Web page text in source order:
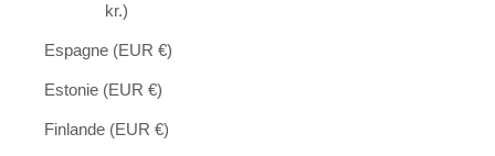
kr.)
Espagne (EUR €)
Estonie (EUR €)
Finlande (EUR €)